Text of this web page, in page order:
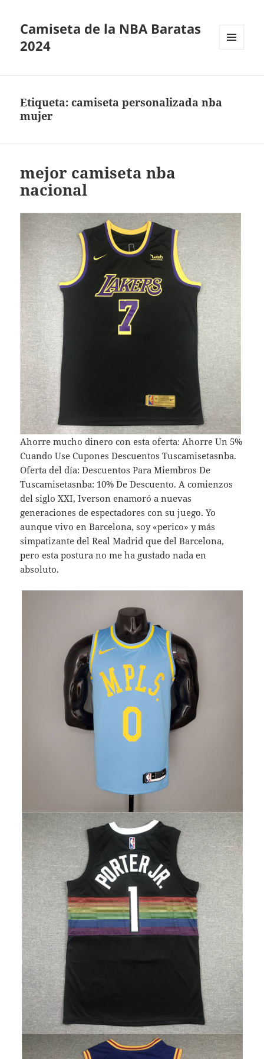
Camiseta de la NBA Baratas
2024
Etiqueta:camiseta personalizada nba
mujer
mejor camiseta nba
nacional
Ahorre mucho dinero con esta oferta: Ahorre Un 5%
Cuando Use Cupones Descuentos Tuscamisetasnba.
Oferta del día: Descuentos Para Miembros De
Tuscamisetasnba: 10% De Descuento. A comienzos
del siglo XXI, Iverson enamoró a nuevas
generaciones de espectadores con su juego. Yo
aunque vivo en Barcelona, soy «perico» y más
simpatizante del Real Madrid que del Barcelona,
pero esta postura no me ha gustado nada en
absoluto.